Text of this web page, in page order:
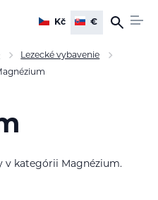
Kč €
Lezecké vybavenie
v kategórii Magnézium.